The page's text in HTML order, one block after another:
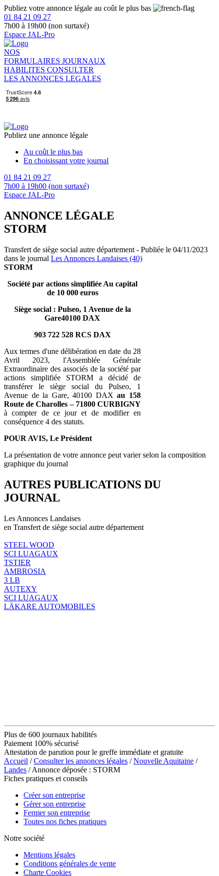
Publiez votre annonce légale au coût le plus bas
01 84 21 09 27
7h00 à 19h00 (non surtaxé)
Espace JAL-Pro
NOS
FORMULAIRES JOURNAUX
HABILITES CONSULTER
LES ANNONCES LEGALES
Publiez une annonce légale
Au coût le plus bas
En choisissant votre journal
01 84 21 09 27
7h00 à 19h00 (non surtaxé)
Espace JAL-Pro
ANNONCE LÉGALE
STORM
Transfert de siège social autre département - Publiée le 04/11/2023
dans le journal Les Annonces Landaises (40)
STORM
Société par actions simplifiée Au capital
de 10 000 euros
Siège social : Pulseo, 1 Avenue de la
Gare40100 DAX
903 722 528 RCS DAX
Aux termes d'une délibération en date du 28
Avril 2023, l'Assemblée Générale
Extraordinaire des associés de la société par
actions simplifiée STORM a décidé de
transférer le siège social du Pulseo, 1
Avenue de la Gare, 40100 DAXau 158
Route de Charolles – 71800 CURBIGNY
à compter de ce jour et de modifier en
conséquence 4 des statuts.
POUR AVIS, Le Président
La présentation de votre annonce peut varier selon la composition
graphique du journal
AUTRES PUBLICATIONS DU
JOURNAL
Les Annonces Landaises
en Transfert de siège social autre département
STEEL WOOD
SCI LUAGAUX
TSTIER
AMBROSIA
3 LB
AUTEXY
SCI LUAGAUX
LÄKARE AUTOMOBILES
Plus de 600 journaux habilités
Paiement 100% sécurisé
Attestation de parution pour le greffe immédiate et gratuite
Accueil /Consulter les annonces légales /Nouvelle Aquitaine /
Landes / Annonce déposée : STORM
Fiches pratiques et conseils
Créer son entreprise
Gérer son entreprise
Fermer son entreprise
Toutes nos fiches pratiques
Notre société
Mentions légales
Conditions générales de vente
Charte Cookies